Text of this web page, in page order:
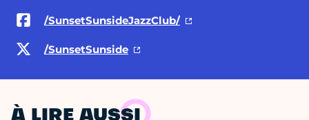
/SunsetSunsideJazzClub/
/SunsetSunside